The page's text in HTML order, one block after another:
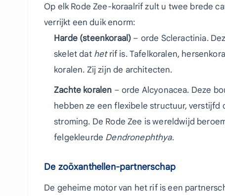
Op elk Rode Zee-koraalrif zult u twee brede
verrijkt een duik enorm:
Harde (steenkoraal) – orde Scleractinia.
skelet dat hetrif is. Tafelkoralen,
koralen. Zij zijn de architecten.
Zachte koralen – orde Alcyonacea. Deze
hebben ze een flexibele structuur,
stroming. De Rode Zee is wereldwijd
felgekleurde Dendronephthya.
De zoöxanthellen-partnerschap
De geheime motor van het rif is een